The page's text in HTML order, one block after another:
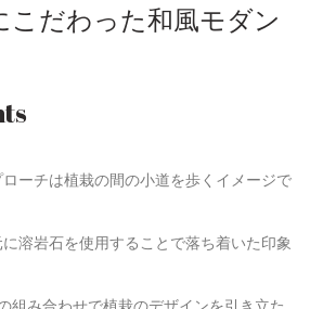
こだわった和風モダン
ーチは植栽の間の小道を歩くイメージで
溶岩石を使用することで落ち着いた印象
組み合わせで植栽のデザインを引き立た